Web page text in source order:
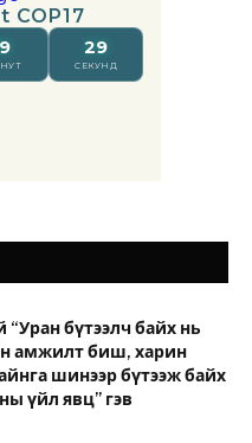
“Уран бүтээлч байх нь
амжилт биш, харин
шинээр бүтээж байх
үйл явц” гэв